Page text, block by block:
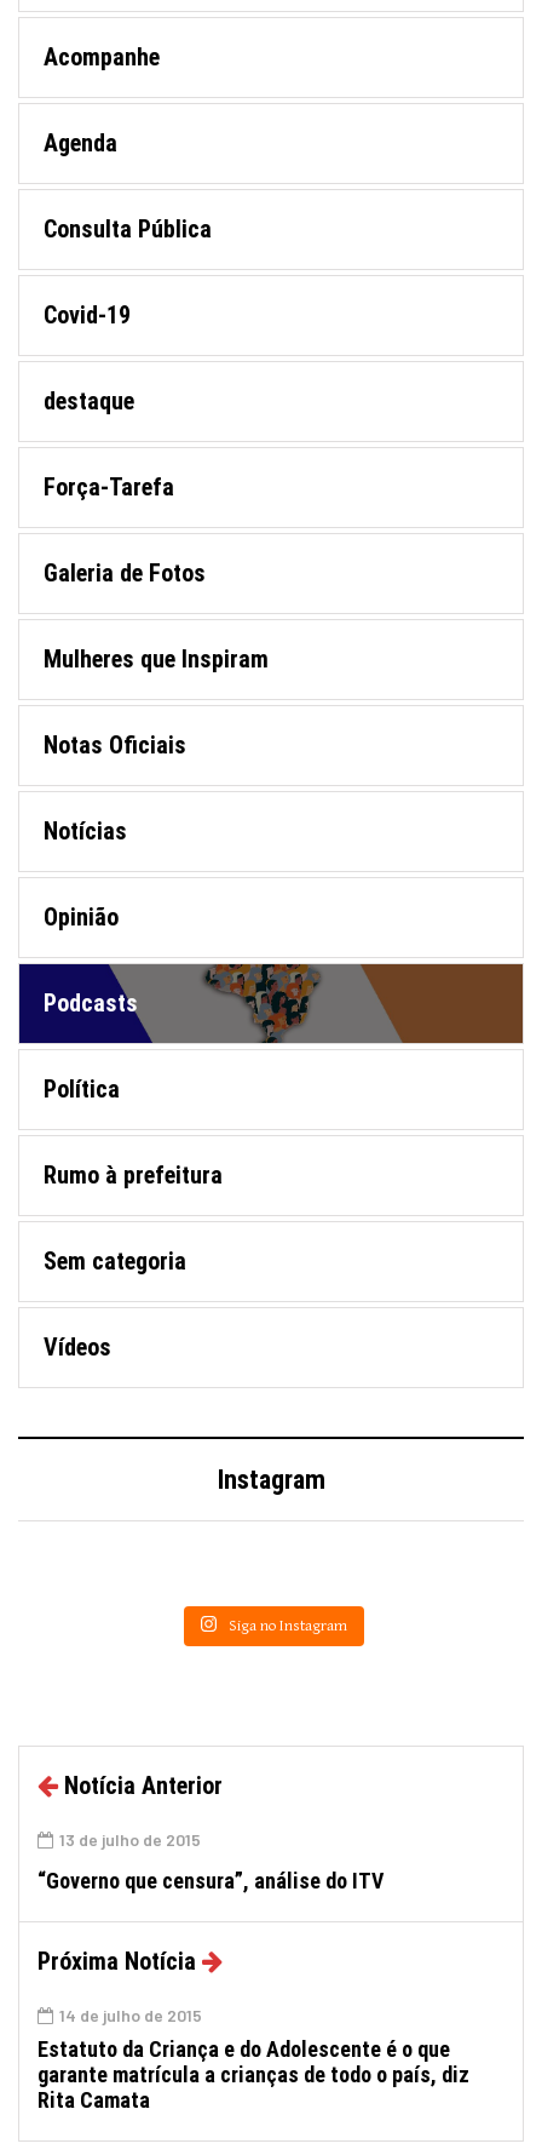
Acompanhe
Agenda
Consulta Pública
Covid-19
destaque
Força-Tarefa
Galeria de Fotos
Mulheres que Inspiram
Notas Oficiais
Notícias
Opinião
Podcasts
Política
Rumo à prefeitura
Sem categoria
Vídeos
Instagram
Siga no Instagram
Notícia Anterior
13 de julho de 2015
“Governo que censura”, análise do ITV
Próxima Notícia
14 de julho de 2015
Estatuto da Criança e do Adolescente é o que
garante matrícula a crianças de todo o país, diz
Rita Camata